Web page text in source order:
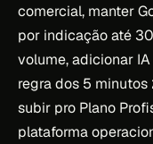
comercial, manter
por indicação até
volume, adicionar
regra dos 5
subir pro Plano
plataforma